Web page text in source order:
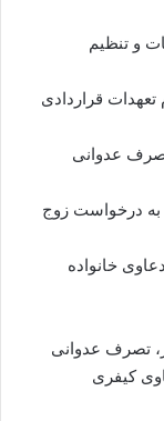
و تنظیم
تعهدات قراردادی
عدوانی
به درخواست زوج
خانواده
تصرف عدوانی
کیفری